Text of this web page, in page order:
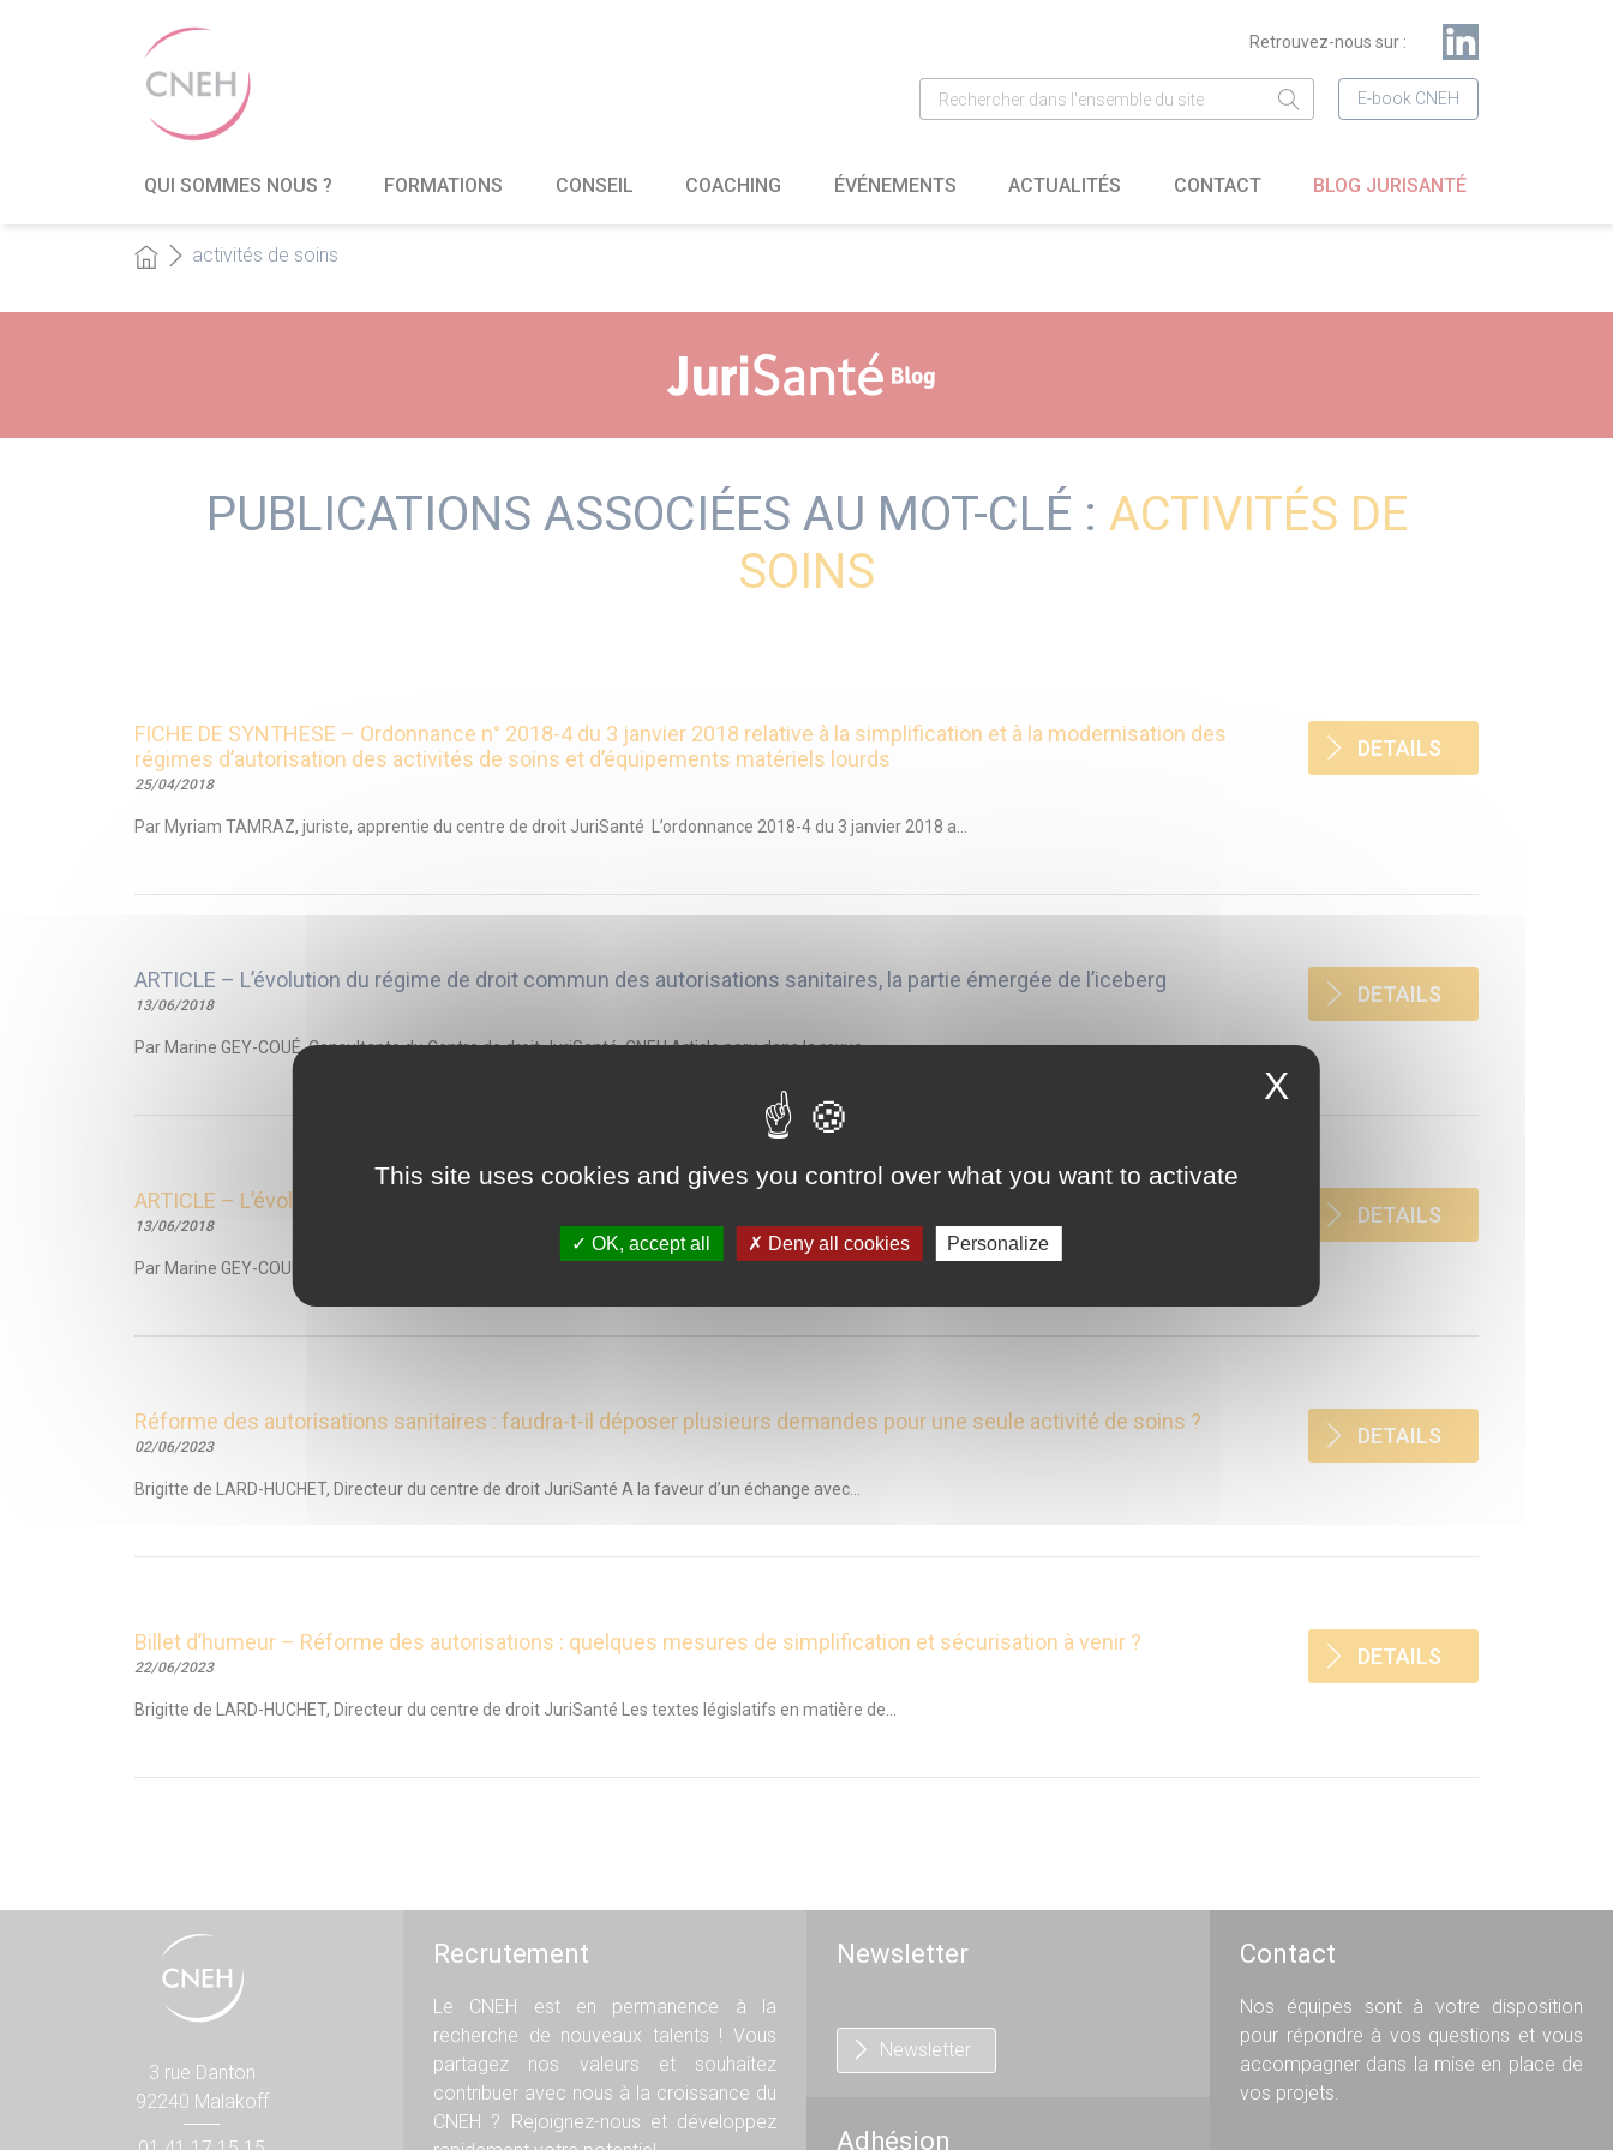
Retrouvez-nous sur :
E-book CNEH
QUI SOMMES NOUS ? FORMATIONS CONSEIL COACHING ÉVÉNEMENTS ACTUALITÉS CONTACT BLOG JURISANTÉ
activités de soins
PUBLICATIONS ASSOCIÉES AU MOT-CLÉ : ACTIVITÉS DE
SOINS
FICHE DE SYNTHESE – Ordonnance n° 2018-4 du 3 janvier 2018 relative à la simplification et à la modernisation des
régimes d’autorisation des activités de soins et d’équipements matériels lourds
25/04/2018
Par Myriam TAMRAZ, juriste, apprentie du centre de droit JuriSanté L’ordonnance 2018-4 du 3 janvier 2018 a...
DETAILS
ARTICLE – L’évolution du régime de droit commun des autorisations sanitaires, la partie émergée de l’iceberg
13/06/2018
Par Marine GEY-COUÉ, Consultante du Centre de droit JuriSanté, CNEH Article paru dans la revue...
DETAILS
ARTICLE – L’évolution du régime de droit commun des autorisations sanitaires, la partie émergée de l’iceberg
13/06/2018
Par Marine GEY-COUÉ, Consultante du Centre de droit JuriSanté, CNEH Article paru dans la revue...
DETAILS
Réforme des autorisations sanitaires : faudra-t-il déposer plusieurs demandes pour une seule activité de soins ?
02/06/2023
Brigitte de LARD-HUCHET, Directeur du centre de droit JuriSanté A la faveur d’un échange avec...
DETAILS
Billet d’humeur – Réforme des autorisations : quelques mesures de simplification et sécurisation à venir ?
22/06/2023
Brigitte de LARD-HUCHET, Directeur du centre de droit JuriSanté Les textes législatifs en matière de...
DETAILS
3 rue Danton
92240 Malakoff
Recrutement
Le CNEH est en permanence à la
recherche de nouveaux talents ! Vous
partagez nos valeurs et souhaitez
contribuer avec nous à la croissance du
CNEH ? Rejoignez-nous et développez
Newsletter
Newsletter
Adhésion
Contact
Nos équipes sont à votre disposition
pour répondre à vos questions et vous
accompagner dans la mise en place de
vos projets.
X
This site uses cookies and gives you control over what you want to activate
OK, accept all Deny all cookies Personalize